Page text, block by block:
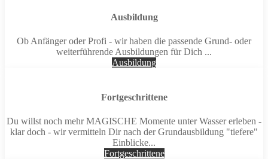
Ausbildung
Ob Anfänger oder Profi - wir haben die passende Grund- oder
weiterführende Ausbildungen für Dich ...
Ausbildung
Fortgeschrittene
Du willst noch mehr MAGISCHE Momente unter Wasser erleben -
klar doch - wir vermitteln Dir nach der Grundausbildung "tiefere"
Einblicke...
Fortgeschrittene